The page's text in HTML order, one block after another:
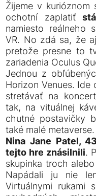
Žijeme v kurióznom
ochotní zaplatiť
namiesto reálneho
VR. No zdá sa, že
pretože presne to
zariadenia Oculus
Jednou z
Horizon Venues.
stretávať na
tak, na vituálnej
chutné postavičky
také malé metaverse.
Nina Jane Patel,
tejto hre znásilnili.
skupinka troch
Napádali ju nie
Virtuálnymi rukami